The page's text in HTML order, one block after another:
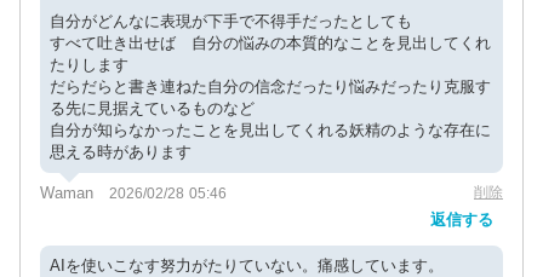
自分がどんなに表現が下手で不得手だったとしても
すべて吐き出せば 自分の悩みの本質的なことを見出してくれ
たりします
だらだらと書き連ねた自分の信念だったり悩みだったり克服す
る先に見据えているものなど
自分が知らなかったことを見出してくれる妖精のような存在に
思える時があります
Waman 2026/02/28 05:46 削除
返信する
AIを使いこなす努力がたりていない。痛感しています。